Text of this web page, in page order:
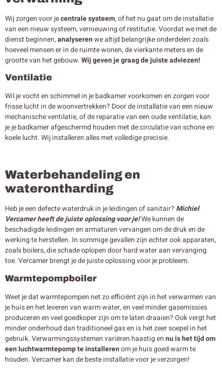
Wij zorgen voor jecentrale systeem, of het nu gaat om de installatie
van een nieuw systeem, vernieuwing of restitutie. Voordat we met de
dienst beginnen,analyserenwe altijd belangrijke onderdelen zoals
hoeveel mensen er in de ruimte wonen, de vierkante meters en de
grootte van het gebouw.Wij geven je graag de juiste adviezen!
Ventilatie
Wil je vocht en schimmel in je badkamer voorkomen en zorgen voor
frisse lucht in de woonvertrekken? Door de installatie van een nieuw
mechanische ventilatie, of de reparatie van een oude ventilatie, kan
je je badkamer afgeschermd houden met de circulatie van schone en
koele lucht. Wij installeren alles met volledige precisie.
Waterbehandeling en
waterontharding
Heb je een defecte waterdruk in je leidingen of sanitair? Michiel
Vercamer heeft de juiste oplossing voor je!We kunnen de
beschadigde leidingen en armaturen vervangen om de druk en de
werking te herstellen. In sommige gevallen zijn echter ook apparaten,
zoals boilers, die schade oplopen door hard water aan vervanging
toe. Vercamer brengt je de juiste oplossing voor je probleem.
Warmtepompboiler
Weet je dat warmtepompen net zo efficiënt zijn in het verwarmen van
je huis en het leveren van warm water, en veel minder gasemissies
produceren en veel goedkoper zijn om te laten draaien? Ook vergt het
minder onderhoud dan traditioneel gas en is het zeer soepel in het
gebruik. Verwarmingssystemen variëren haastig ennu is het tijd om
een luchtwarmtepomp te installerenom je huis goed warm te
houden. Vercamer kan de beste installatie voor je verzorgen!